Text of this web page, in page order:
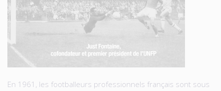
En 1961, les footballeurs professionnels français sont sous